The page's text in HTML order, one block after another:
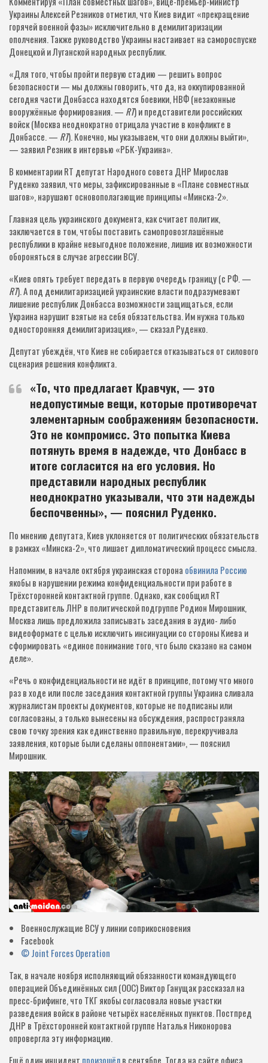
Украины Алексей Резников отметил, что Киев видит «прекращение
горячей военной фазы» исключительно в демилитаризации
ополчения. Также руководство Украины настаивает на самороспуске
Донецкой и Луганской народных республик.
«Для того, чтобы пройти первую стадию — решить вопрос
безопасности — мы должны говорить, что да, на оккупированной
сегодня части Донбасса находятся боевики, НВФ (незаконные
вооружённые формирования. — RT) и представители российских
войск (Москва неоднократно отрицала участие в конфликте в
Донбассе. — RT). Конечно, мы указываем, что они должны выйти»,
— заявил Резник в интервью «РБК-Украина».
В комментарии RT депутат Народного совета ДНР Мирослав
Руденко заявил, что меры, зафиксированные в «Плане совместных
шагов», нарушают основополагающие принципы «Минска-2».
Главная цель украинского документа, как считает политик,
заключается в том, чтобы поставить самопровозглашённые
республики в крайне невыгодное положение, лишив их возможности
обороняться в случае агрессии ВСУ.
«Киев опять требует передать в первую очередь границу (с РФ. —
RT). А под демилитаризацией украинские власти подразумевают
лишение республик Донбасса возможности защищаться, если
Украина нарушит взятые на себя обязательства. Им нужна только
односторонняя демилитаризация», — сказал Руденко.
Депутат убеждён, что Киев не собирается отказываться от силового
сценария решения конфликта.
«То, что предлагает Кравчук, — это
недопустимые вещи, которые противоречат
элементарным соображениям безопасности.
Это не компромисс. Это попытка Киева
потянуть время в надежде, что Донбасс в
итоге согласится на его условия. Но
представили народных республик
неоднократно указывали, что эти надежды
беспочвенны», — пояснил Руденко.
По мнению депутата, Киев уклоняется от политических обязательств
в рамках «Минска-2», что лишает дипломатический процесс смысла.
Напомним, в начале октября украинская сторона обвинила Россию
якобы в нарушении режима конфиденциальности при работе в
Трёхсторонней контактной группе. Однако, как сообщил RT
представитель ЛНР в политической подгруппе Родион Мирошник,
Москва лишь предложила записывать заседания в аудио- либо
видеоформате с целью исключить инсинуации со стороны Киева и
сформировать «единое понимание того, что было сказано на самом
деле».
«Речь о конфиденциальности не идёт в принципе, потому что много
раз в ходе или после заседания контактной группы Украина сливала
журналистам проекты документов, которые не подписаны или
согласованы, а только вынесены на обсуждения, распространяла
свою точку зрения как единственно правильную, перекручивала
заявления, которые были сделаны оппонентами», — пояснил
Мирошник.
Военнослужащие ВСУ у линии соприкосновения
Facebook
© Joint Forces Operation
Так, в начале ноября исполняющий обязанности командующего
операцией Объединённых сил (ООС) Виктор Ганущак рассказал на
пресс-брифинге, что ТКГ якобы согласовала новые участки
разведения войск в районе четырёх населённых пунктов. Постпред
ДНР в Трёхсторонней контактной группе Наталья Никонорова
опровергла эту информацию.
Ещё один инцидент произошёлв сентябре. Тогда на сайте офиса